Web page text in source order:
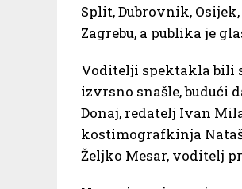
Split, Dubrovnik,
Zagrebu, a publika je
Voditelji spektakla bili
izvrsno snašle, budući
Donaj, redatelj Ivan
kostimografkinja
Željko Mesar, voditelj